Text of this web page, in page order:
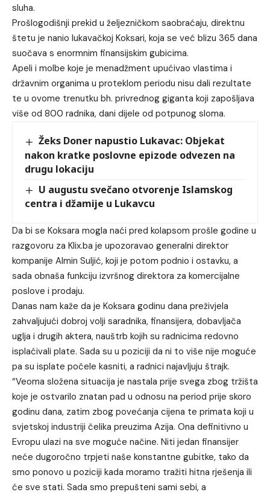
sluha.
Prošlogodišnji prekid u željezničkom saobraćaju, direktnu
štetu je nanio lukavačkoj Koksari, koja se već blizu 365 dana
suočava s enormnim finansijskim gubicima.
Apeli i molbe koje je menadžment upućivao vlastima i
državnim organima u proteklom periodu nisu dali rezultate
te u ovome trenutku bh. privrednog giganta koji zapošljava
više od 800 radnika, dani dijele od potpunog sloma.
Žeks Doner napustio Lukavac: Objekat
nakon kratke poslovne epizode odvezen na
drugu lokaciju
U augustu svečano otvorenje Islamskog
centra i džamije u Lukavcu
Da bi se Koksara mogla naći pred kolapsom prošle godine u
razgovoru za Klix.ba je upozoravao generalni direktor
kompanije Almin Suljić, koji je potom podnio i ostavku, a
sada obnaša funkciju izvršnog direktora za komercijalne
poslove i prodaju.
Danas nam kaže da je Koksara godinu dana preživjela
zahvaljujući dobroj volji saradnika, finansijera, dobavljača
uglja i drugih aktera, nauštrb kojih su radnicima redovno
isplaćivali plate. Sada su u poziciji da ni to više nije moguće
pa su isplate počele kasniti, a radnici najavljuju štrajk.
“Veoma složena situacija je nastala prije svega zbog tržišta
koje je ostvarilo znatan pad u odnosu na period prije skoro
godinu dana, zatim zbog povećanja cijena te primata koji u
svjetskoj industriji čelika preuzima Azija. Ona definitivno u
Evropu ulazi na sve moguće načine. Niti jedan finansijer
neće dugoročno trpjeti naše konstantne gubitke, tako da
smo ponovo u poziciji kada moramo tražiti hitna rješenja ili
će sve stati. Sada smo prepušteni sami sebi, a